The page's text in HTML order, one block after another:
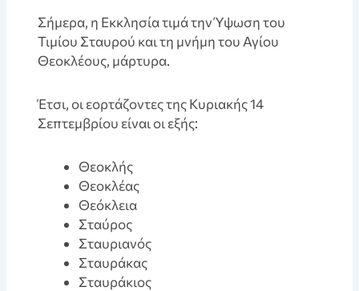
Σήμερα, η Εκκλησία τιμά την Ύψωση του
Τιμίου Σταυρού και τη μνήμη του Αγίου
Θεοκλέους, μάρτυρα.
Έτσι, οι εορτάζοντες της Κυριακής 14
Σεπτεμβρίου είναι οι εξής:
Θεοκλής
Θεοκλέας
Θεόκλεια
Σταύρος
Σταυριανός
Σταυράκας
Σταυράκιος